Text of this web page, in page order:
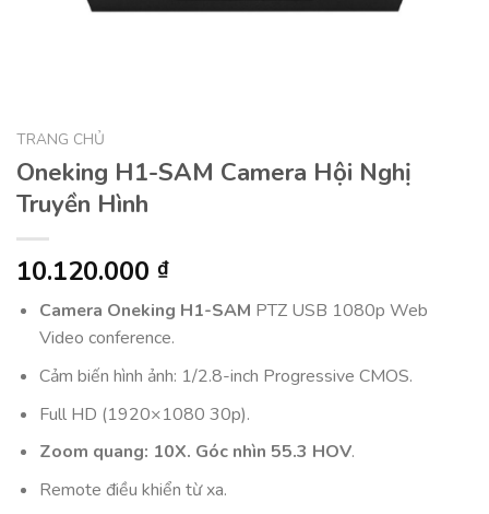
TRANG CHỦ
Oneking H1-SAM Camera Hội Nghị
Truyền Hình
10.120.000 ₫
Camera Oneking H1-SAM PTZ USB 1080p Web
Video conference.
Cảm biến hình ảnh: 1/2.8-inch Progressive CMOS.
Full HD (1920×1080 30p).
Zoom quang: 10X. Góc nhìn 55.3 HOV.
Remote điều khiển từ xa.